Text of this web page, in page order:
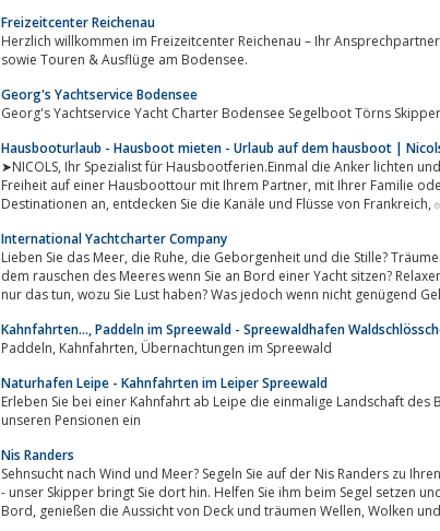
Freizeitcenter Reichenau
Herzlich willkommen im Freizeitcenter Reichenau – Ihr Ansprechpartner für den Boots- &
sowie Touren & Ausflüge am Bodensee.
Georg's Yachtservice Bodensee
Georg's Yachtservice Yacht Charter Bodensee Segelboot Törns
Hausbooturlaub - Hausboot mieten - Urlaub auf dem hausboot |
➤NICOLS, Ihr Spezialist für Hausbootferien.Einmal die Anker lichten und ein Wochenende, ein paar Tage oder eine Woche die
Freiheit auf einer Hausboottour mit Ihrem Partner, mit Ihrer Familie oder mit Freunden genießen. Nicols bietet 23
International Yachtcharter Company
Lieben Sie das Meer, die Ruhe, die Geborgenheit und die Stille? Träumen auch Sie von Schneeweißen Stränden, Palmen und
dem rauschen des Meeres wenn Sie an Bord einer Yacht sitzen? Relaxen, die Seele baumeln lassen und den ganzen Tag
nur das tun, wozu Sie Lust haben? Was jedoch wenn nicht
Kahnfahrten..., Paddeln im Spreewald - Spreewaldhafen
Paddeln, Kahnfahrten, Übernachtungen im Spreewald
Naturhafen Leipe - Kahnfahrten im Leiper Spreewald
Erleben Sie bei einer Kahnfahrt ab Leipe die einmalige Landschaft des
unseren Pensionen ein
Nis Randers
Sehnsucht nach Wind und Meer? Segeln Sie auf der Nis Randers zu
- unser Skipper bringt Sie dort hin. Helfen Sie ihm beim Segel setzen
Bord, genießen die Aussicht von